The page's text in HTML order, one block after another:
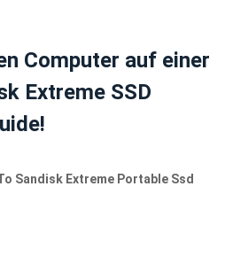
Computer auf einer
Extreme SSD
Sandisk Extreme Portable Ssd